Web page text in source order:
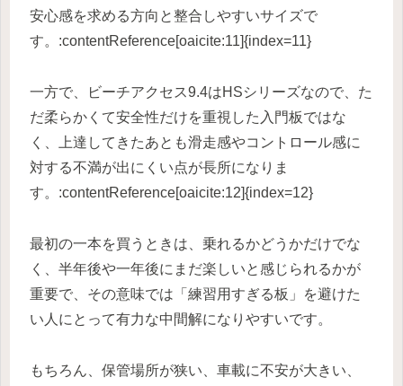
安心感を求める方向と整合しやすいサイズで
す。:contentReference[oaicite:11]{index=11}
一方で、ビーチアクセス9.4はHSシリーズなので、た
だ柔らかくて安全性だけを重視した入門板ではな
く、上達してきたあとも滑走感やコントロール感に
対する不満が出にくい点が長所になりま
す。:contentReference[oaicite:12]{index=12}
最初の一本を買うときは、乗れるかどうかだけでな
く、半年後や一年後にまだ楽しいと感じられるかが
重要で、その意味では「練習用すぎる板」を避けた
い人にとって有力な中間解になりやすいです。
もちろん、保管場所が狭い、車載に不安が大きい、